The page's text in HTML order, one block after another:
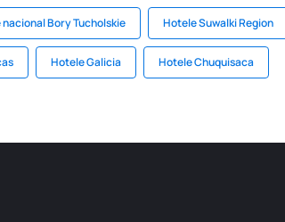
Bory Tucholskie Hotele Suwalki Region
Hotele Galicia Hotele Chuquisaca